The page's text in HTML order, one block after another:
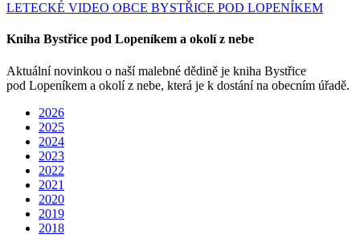
LETECKÉ VIDEO OBCE BYSTŘICE POD LOPENÍKEM
Kniha Bystřice pod Lopeníkem a okolí z nebe
Aktuální novinkou o naší malebné dědině je kniha Bystřice
pod Lopeníkem a okolí z nebe, která je k dostání na obecním úřadě.
2026
2025
2024
2023
2022
2021
2020
2019
2018